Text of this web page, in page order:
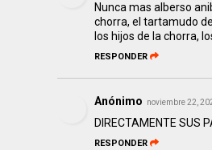
Nunca mas alberso
chorra, el tartamudo
los hijos de la chorra,
RESPONDER
Anónimo noviembre 22,
DIRECTAMENTE SUS
RESPONDER